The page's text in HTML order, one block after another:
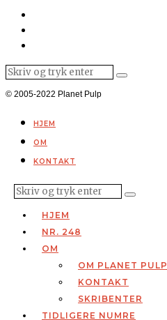
© 2005-2022 Planet Pulp
HJEM
OM
KONTAKT
HJEM
NR. 248
OM
OM PLANET PULP
KONTAKT
SKRIBENTER
TIDLIGERE NUMRE